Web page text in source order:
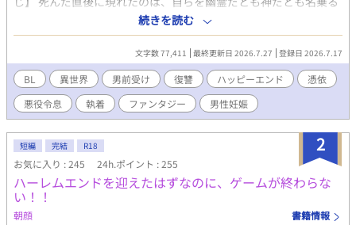
女だった。 とある体に憑依してその体で天寿をまっとうして欲し
いと言われ、了承したツカサだったが、憑依した途端、何故か男
との結婚式の最中で……。 しかも入った体は悪役令息と呼ばれて
いる青年のものだった。 その青年、アレスを巡って様々な事実が
発覚していき？ ♡や一言コメ（長文コメも大歓迎🙏✨)で応援して
いただけると嬉しいです🥹
続きを読む
文字数 77,411 最終更新日 2026.7.27 登録日 2026.7.17
BL 異世界 男前受け 復讐 ハッピーエンド
憑依
悪役令息
執着 ファンタジー 男性妊娠
2
短編 完結 R18
お気に入り : 245 24h.ポイント : 255
ハーレムエンドを迎えたはずなのに、ゲームが終わらな
い！！
朝顔 書籍情報